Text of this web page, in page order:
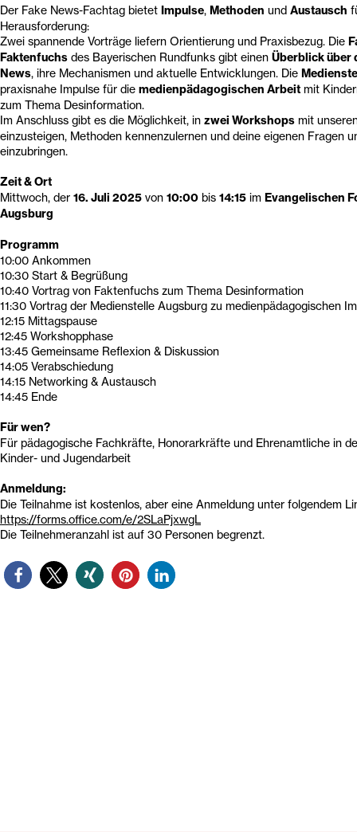
Der Fake News-Fachtag bietet Impulse, Methoden und Austausch
Herausforderung:
Zwei spannende Vorträge liefern Orientierung und Praxisbezug. Die
Faktenfuchs des Bayerischen Rundfunks gibt einen Überblick über
News, ihre Mechanismen und aktuelle Entwicklungen. Die
praxisnahe Impulse für die medienpädagogischen Arbeit mit
zum Thema Desinformation.
Im Anschluss gibt es die Möglichkeit, in zwei Workshops mit
einzusteigen, Methoden kennenzulernen und deine eigenen Fragen
einzubringen.
Zeit & Ort
Mittwoch, der 16. Juli 2025 von 10:00 bis 14:15 im Evangelischen
Augsburg
Programm
10:00 Ankommen
10:30 Start & Begrüßung
10:40 Vortrag von Faktenfuchs zum Thema Desinformation
11:30 Vortrag der Medienstelle Augsburg zu medienpädagogischen
12:15 Mittagspause
12:45 Workshopphase
13:45 Gemeinsame Reflexion & Diskussion
14:05 Verabschiedung
14:15 Networking & Austausch
14:45 Ende
Für wen?
Für pädagogische Fachkräfte, Honorarkräfte und Ehrenamtliche in
Kinder- und Jugendarbeit
Anmeldung:
Die Teilnahme ist kostenlos, aber eine Anmeldung unter folgendem
https://forms.office.com/e/2SLaPjxwgL
Die Teilnehmeranzahl ist auf 30 Personen begrenzt.